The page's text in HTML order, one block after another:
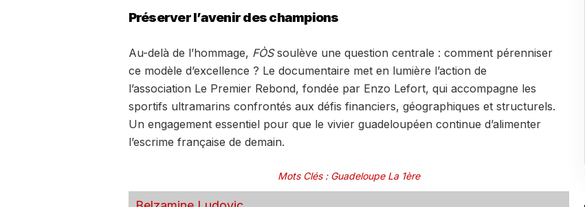
Préserver l’avenir des champions
Au-delà de l’hommage, FÒSsoulève une question centrale : comment pérenniser
ce modèle d’excellence ? Le documentaire met en lumière l’action de
l’association Le Premier Rebond, fondée par Enzo Lefort, qui accompagne les
sportifs ultramarins confrontés aux défis financiers, géographiques et structurels.
Un engagement essentiel pour que le vivier guadeloupéen continue d’alimenter
l’escrime française de demain.
Mots Clés: Guadeloupe La 1ère